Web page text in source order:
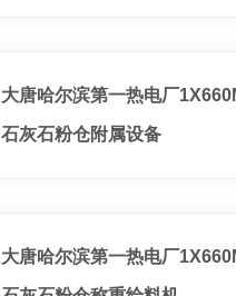
唐哈尔滨第一热电厂
灰石粉仓附属设备
唐哈尔滨第一热电厂